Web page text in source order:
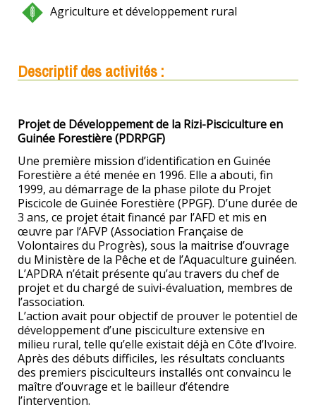
Agriculture et développement rural
Descriptif des activités :
Projet de Développement de la Rizi-Pisciculture en
Guinée Forestière (PDRPGF)
Une première mission d’identification en Guinée
Forestière a été menée en 1996. Elle a abouti, fin
1999, au démarrage de la phase pilote du Projet
Piscicole de Guinée Forestière (PPGF). D’une durée de
3 ans, ce projet était financé par l’AFD et mis en
œuvre par l’AFVP (Association Française de
Volontaires du Progrès), sous la maitrise d’ouvrage
du Ministère de la Pêche et de l’Aquaculture guinéen.
L’APDRA n’était présente qu’au travers du chef de
projet et du chargé de suivi-évaluation, membres de
l’association.
L’action avait pour objectif de prouver le potentiel de
développement d’une pisciculture extensive en
milieu rural, telle qu’elle existait déjà en Côte d’Ivoire.
Après des débuts difficiles, les résultats concluants
des premiers pisciculteurs installés ont convaincu le
maître d’ouvrage et le bailleur d’étendre
l’intervention.